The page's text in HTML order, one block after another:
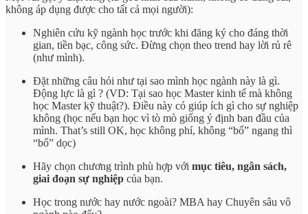
không áp dụng được cho tất cả mọi người):
Nghiên cứu kỹ ngành học trước khi đăng ký cho đáng thời
gian, tiền bạc, công sức. Đừng chọn theo trend hay lời rủ rê
(như mình).
Đặt những câu hỏi như tại sao mình học ngành này là gì.
Động lực là gì ? (VD: Tại sao học Master kinh tế mà không
học Master kỹ thuật?). Điều này có giúp ích gì cho sự nghiệp
không (học nếu bạn học vì tò mò giống ý định ban đầu của
mình. That’s still OK, học không phí, không “bổ” ngang thì
“bổ” dọc)
Hãy chọn chương trình phù hợp với mục tiêu, ngân sách,
giai đoạn sự nghiệp của bạn.
Học trong nước hay nước ngoài? MBA hay Chuyên sâu vô